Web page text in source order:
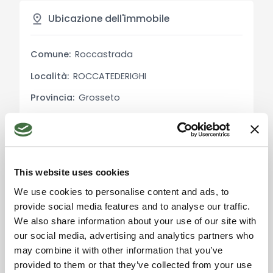
This website uses cookies
We use cookies to personalise content and ads, to
provide social media features and to analyse our traffic.
We also share information about your use of our site with
our social media, advertising and analytics partners who
may combine it with other information that you’ve
provided to them or that they’ve collected from your use
un pozzo d'acqua a 30 metri di profondità nel
ampliata fino a 45 mq, e c'è la possibilità di
ricostruire un ex fienile per creare ulteriori spazi
Il riscaldamento è autonomo con bombolone GPL
esterno interrato e caminetto funzionante.
pozzo a 30 metri di profondità.
Usi e Potenzialità:
Questa proprietà è ideale sia come residenza
principale che come investimento per il settore
agrituristico. La combinazione di una posizione
storica, ampi spazi e terreni agricoli rende questa
Ubicazione dell'immobile
Comune: Roccastrada
Località: ROCCATEDERIGHI
Provincia: Grosseto
Accetta i cookie di
marketing per usare la
mappa. Click qui per
accettarli.